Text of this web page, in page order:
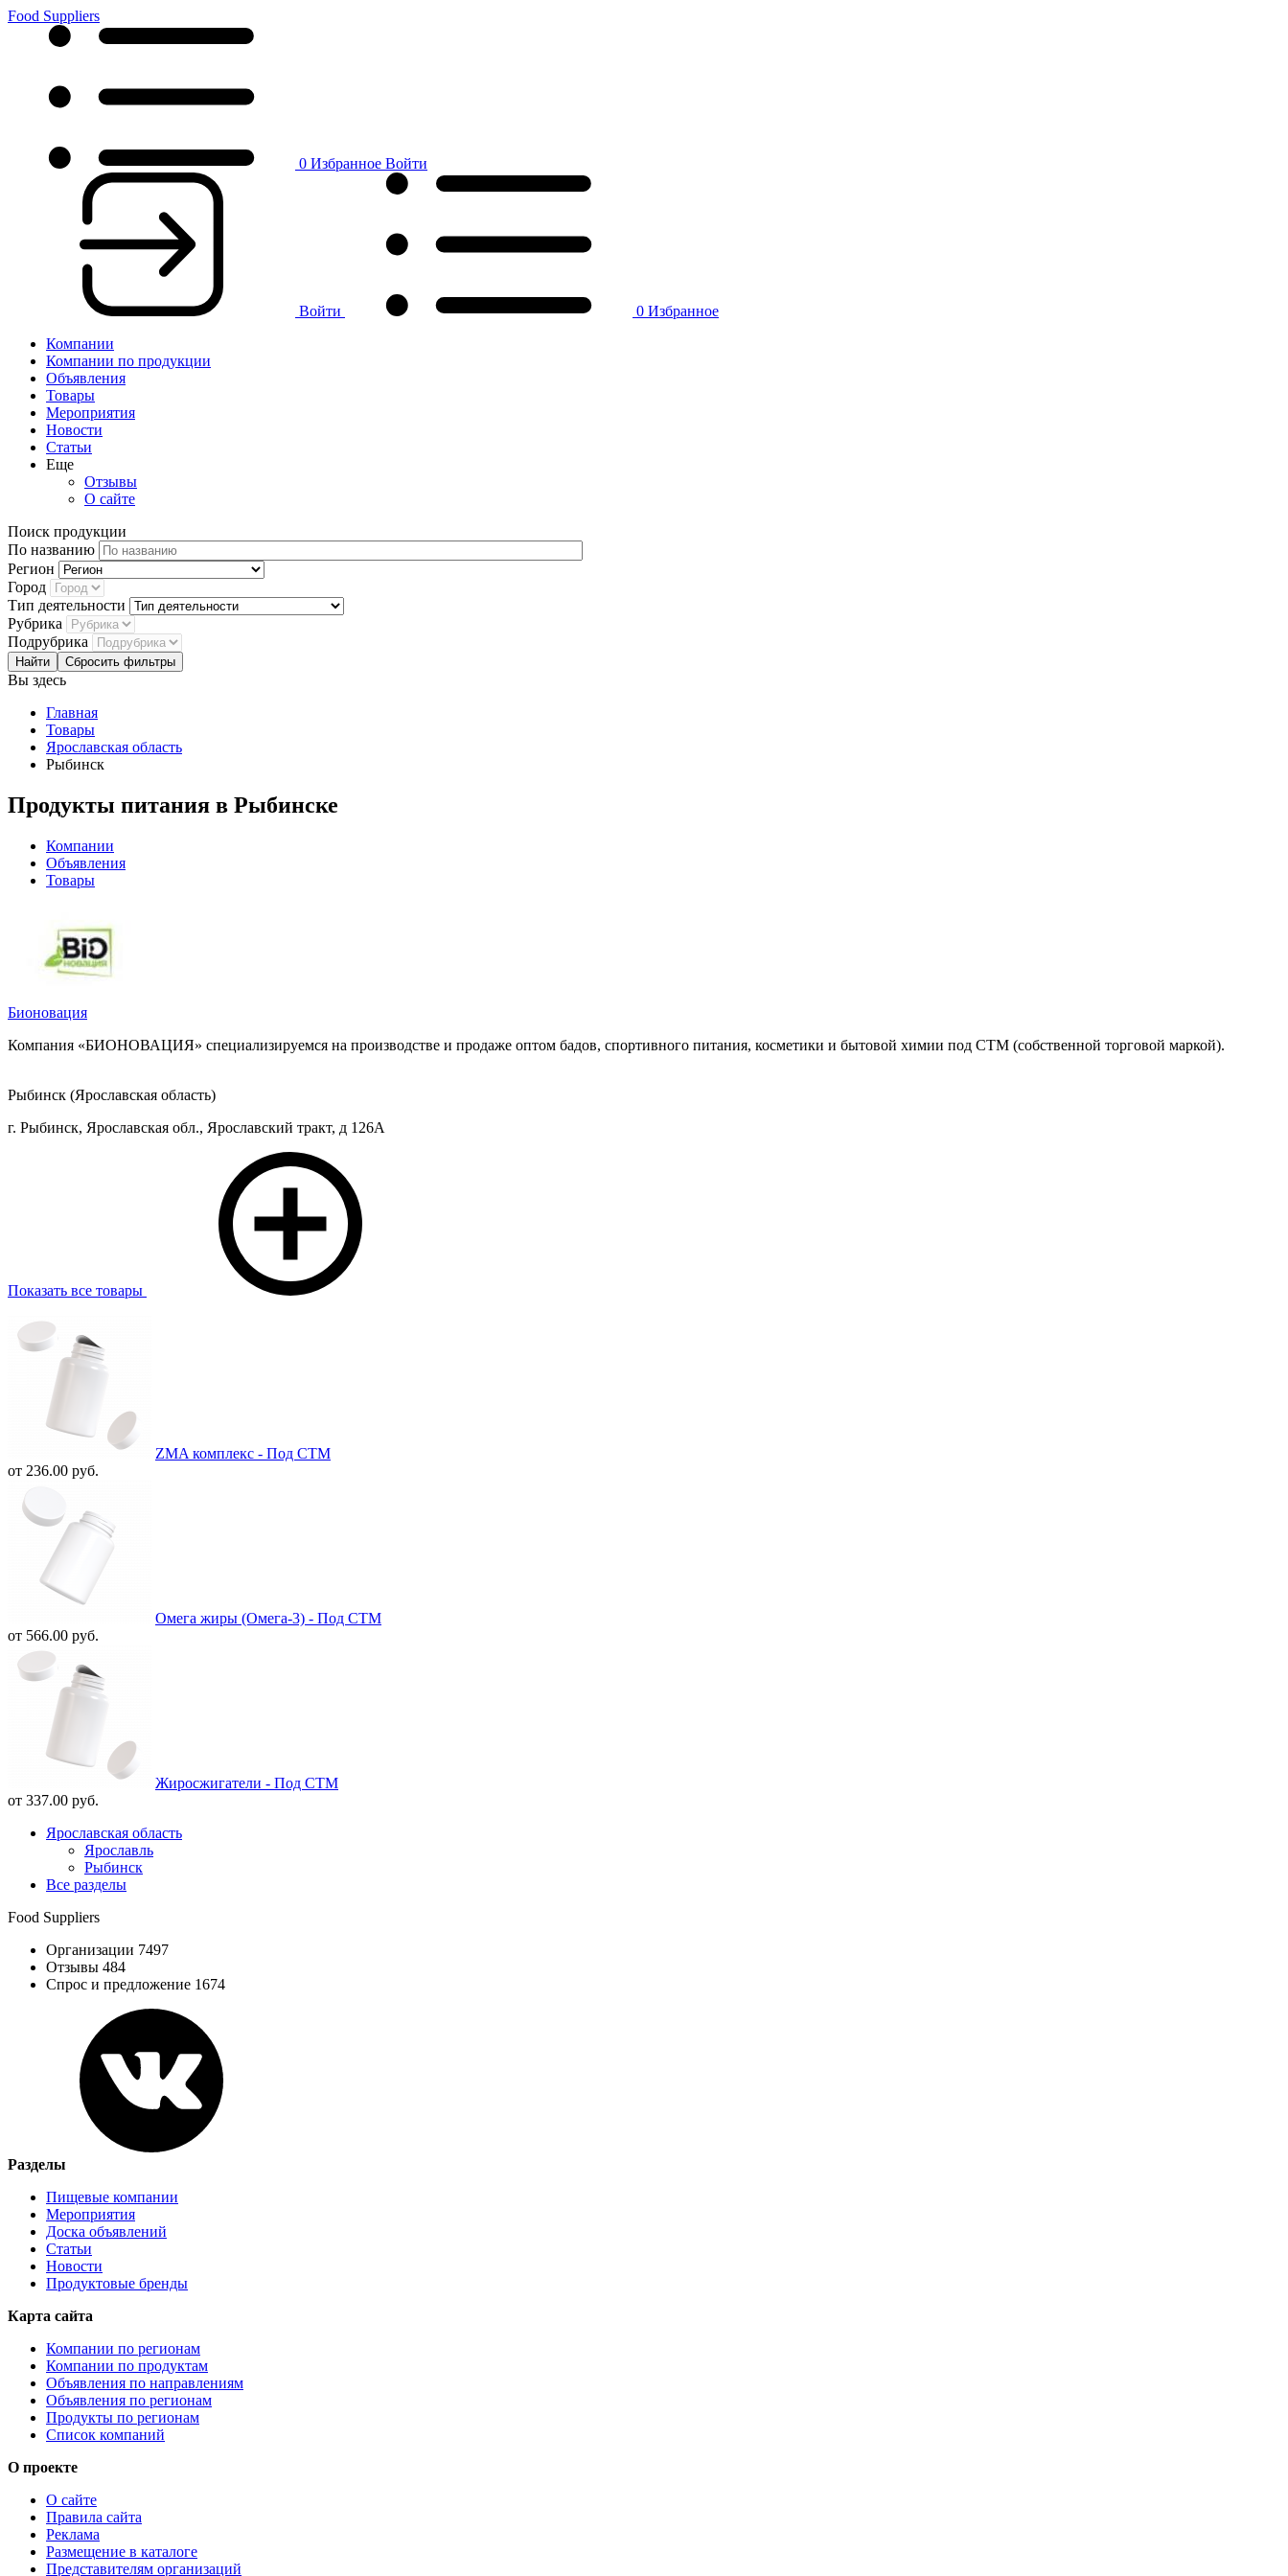
Food Suppliers
0 Избранное Войти
Войти 0 Избранное
Компании
Компании по продукции
Объявления
Товары
Мероприятия
Новости
Статьи
Еще
Отзывы
О сайте
Поиск продукции
По названию
Регион
Город
Тип деятельности
Рубрика
Подрубрика
Сбросить фильтры
Вы здесь
Главная
Товары
Ярославская область
Рыбинск
Продукты питания в Рыбинске
Компании
Объявления
Товары
Бионовация
Компания «БИОНОВАЦИЯ» специализируемся на производстве и продаже оптом бадов, спортивного питания, косметики и бытовой химии под СТМ (собственной торговой маркой).
Рыбинск (Ярославская область)
г. Рыбинск, Ярославская обл., Ярославский тракт, д 126А
Показать все товары
ZMA комплекс - Под СТМ
от 236.00 руб.
Омега жиры (Омега-3) - Под СТМ
от 566.00 руб.
Жиросжигатели - Под СТМ
от 337.00 руб.
Ярославская область
Ярославль
Рыбинск
Все разделы
Food Suppliers
Организации 7497
Отзывы 484
Спрос и предложение 1674
Разделы
Пищевые компании
Мероприятия
Доска объявлений
Статьи
Новости
Продуктовые бренды
Карта сайта
Компании по регионам
Компании по продуктам
Объявления по направлениям
Объявления по регионам
Продукты по регионам
Список компаний
О проекте
О сайте
Правила сайта
Реклама
Размещение в каталоге
Представителям организаций